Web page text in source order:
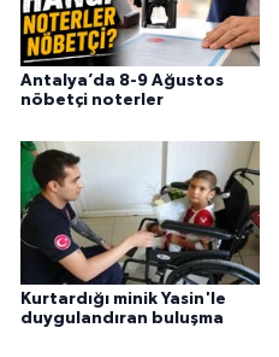
Antalya’da 8-9 Ağustos
nöbetçi noterler
Kurtardığı minik Yasin'le
duygulandıran buluşma